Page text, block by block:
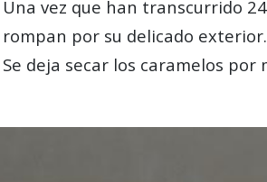
Una vez que han transcurrido
rompan por su delicado
Se deja secar los caramelos